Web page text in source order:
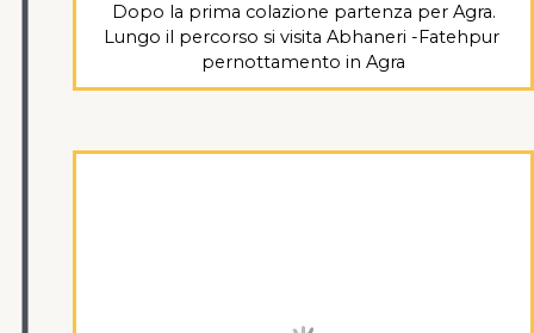
Dopo la prima colazione partenza per Agra.
Lungo il percorso si visita Abhaneri -Fatehpur
pernottamento in Agra